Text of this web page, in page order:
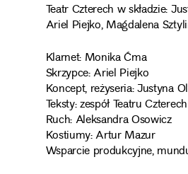
Teatr Czterech w składzie:
Ariel Piejko, Magdalena
Klarnet: Monika Ćma
Skrzypce: Ariel Piejko
Koncept, reżyseria: Justyna
Teksty: zespół Teatru Czterech
Ruch: Aleksandra Osowicz
Kostiumy: Artur Mazur
Wsparcie produkcyjne,